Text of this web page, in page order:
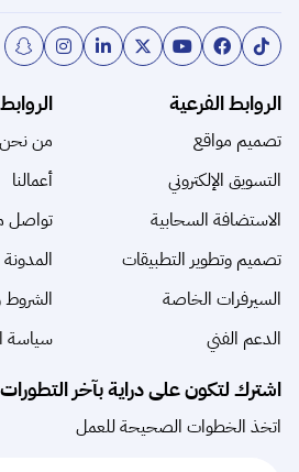
الروابط الفرعية
تصميم مواقع
التسويق الإلكتروني
الاستضافة السحابية
تصميم وتطوير التطبيقات
السيرفرات الخاصة
الدعم الفني
من نحن
أعمالنا
تواصل
المدونة
الشروط
سياسة
اشترك لتكون على دراية بآخر التطورات
اتخذ الخطوات الصحيحة للعمل